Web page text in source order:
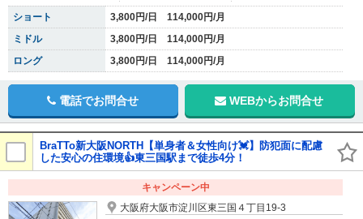
ショート
3,800円/日 114,000円/月
ミドル
3,800円/日 114,000円/月
ロング
3,800円/日 114,000円/月
電話でお問合せ WEBからお問合せ
BraTTo新大阪NORTH【単身者＆女性向け💓】防犯面に配慮
した安心の住環境👍東三国駅まで徒歩4分！
キャンペーン中
大阪府大阪市淀川区東三国４丁目19-3